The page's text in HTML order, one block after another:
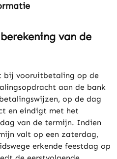
van de
bij vooruitbetaling op de
aan de bank
op de dag
en eindigt met het
van de termijn. Indien
valt op een zaterdag,
erkende feestdag op